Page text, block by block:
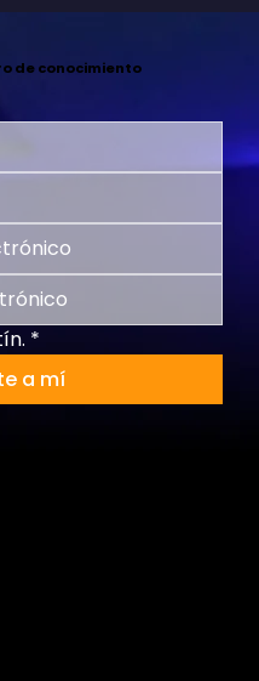
de conocimiento
*
a mí